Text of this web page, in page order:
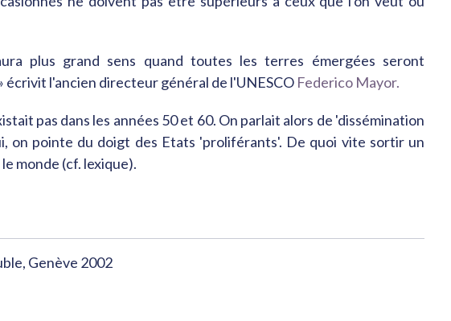
plus grand sens quand toutes les terres émergées seront
écrivit l'ancien directeur général de l'UNESCO Federico Mayor.
pas dans les années 50 et 60. On parlait alors de 'dissémination
on pointe du doigt des Etats 'proliférants'. De quoi vite sortir un
monde (cf. lexique).
Genève 2002